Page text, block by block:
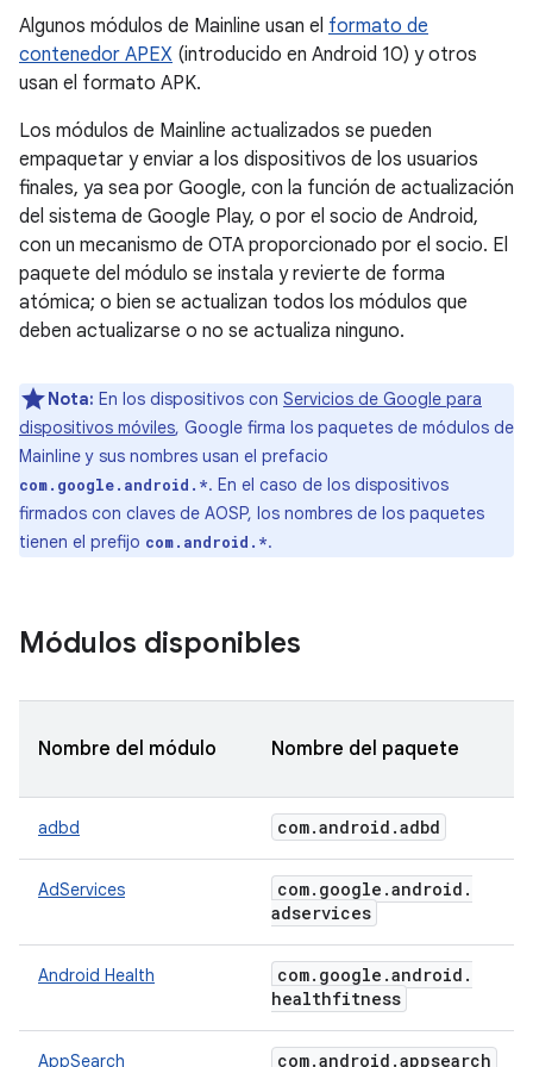
Algunos módulos de Mainline usan el formato de
contenedor APEX (introducido en Android 10) y otros
usan el formato APK.
Los módulos de Mainline actualizados se pueden
empaquetar y enviar a los dispositivos de los usuarios
finales, ya sea por Google, con la función de actualización
del sistema de Google Play, o por el socio de Android,
con un mecanismo de OTA proporcionado por el socio. El
paquete del módulo se instala y revierte de forma
atómica; o bien se actualizan todos los módulos que
deben actualizarse o no se actualiza ninguno.
Nota: En los dispositivos con Servicios de Google para
dispositivos móviles, Google firma los paquetes de módulos de
Mainline y sus nombres usan el prefacio
com.google.android.*. En el caso de los dispositivos
firmados con claves de AOSP, los nombres de los paquetes
tienen el prefijo com.android.*.
Módulos disponibles
Nombre del módulo Nombre del paquete
adbd com.android .adbd
AdServices com. google .android .
adservices
Android Health com. google .android .
healthfitness
AppSearch com.android .appsearch